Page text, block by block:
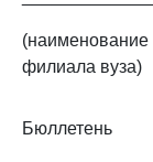
филиала вуза)
Бюллетень